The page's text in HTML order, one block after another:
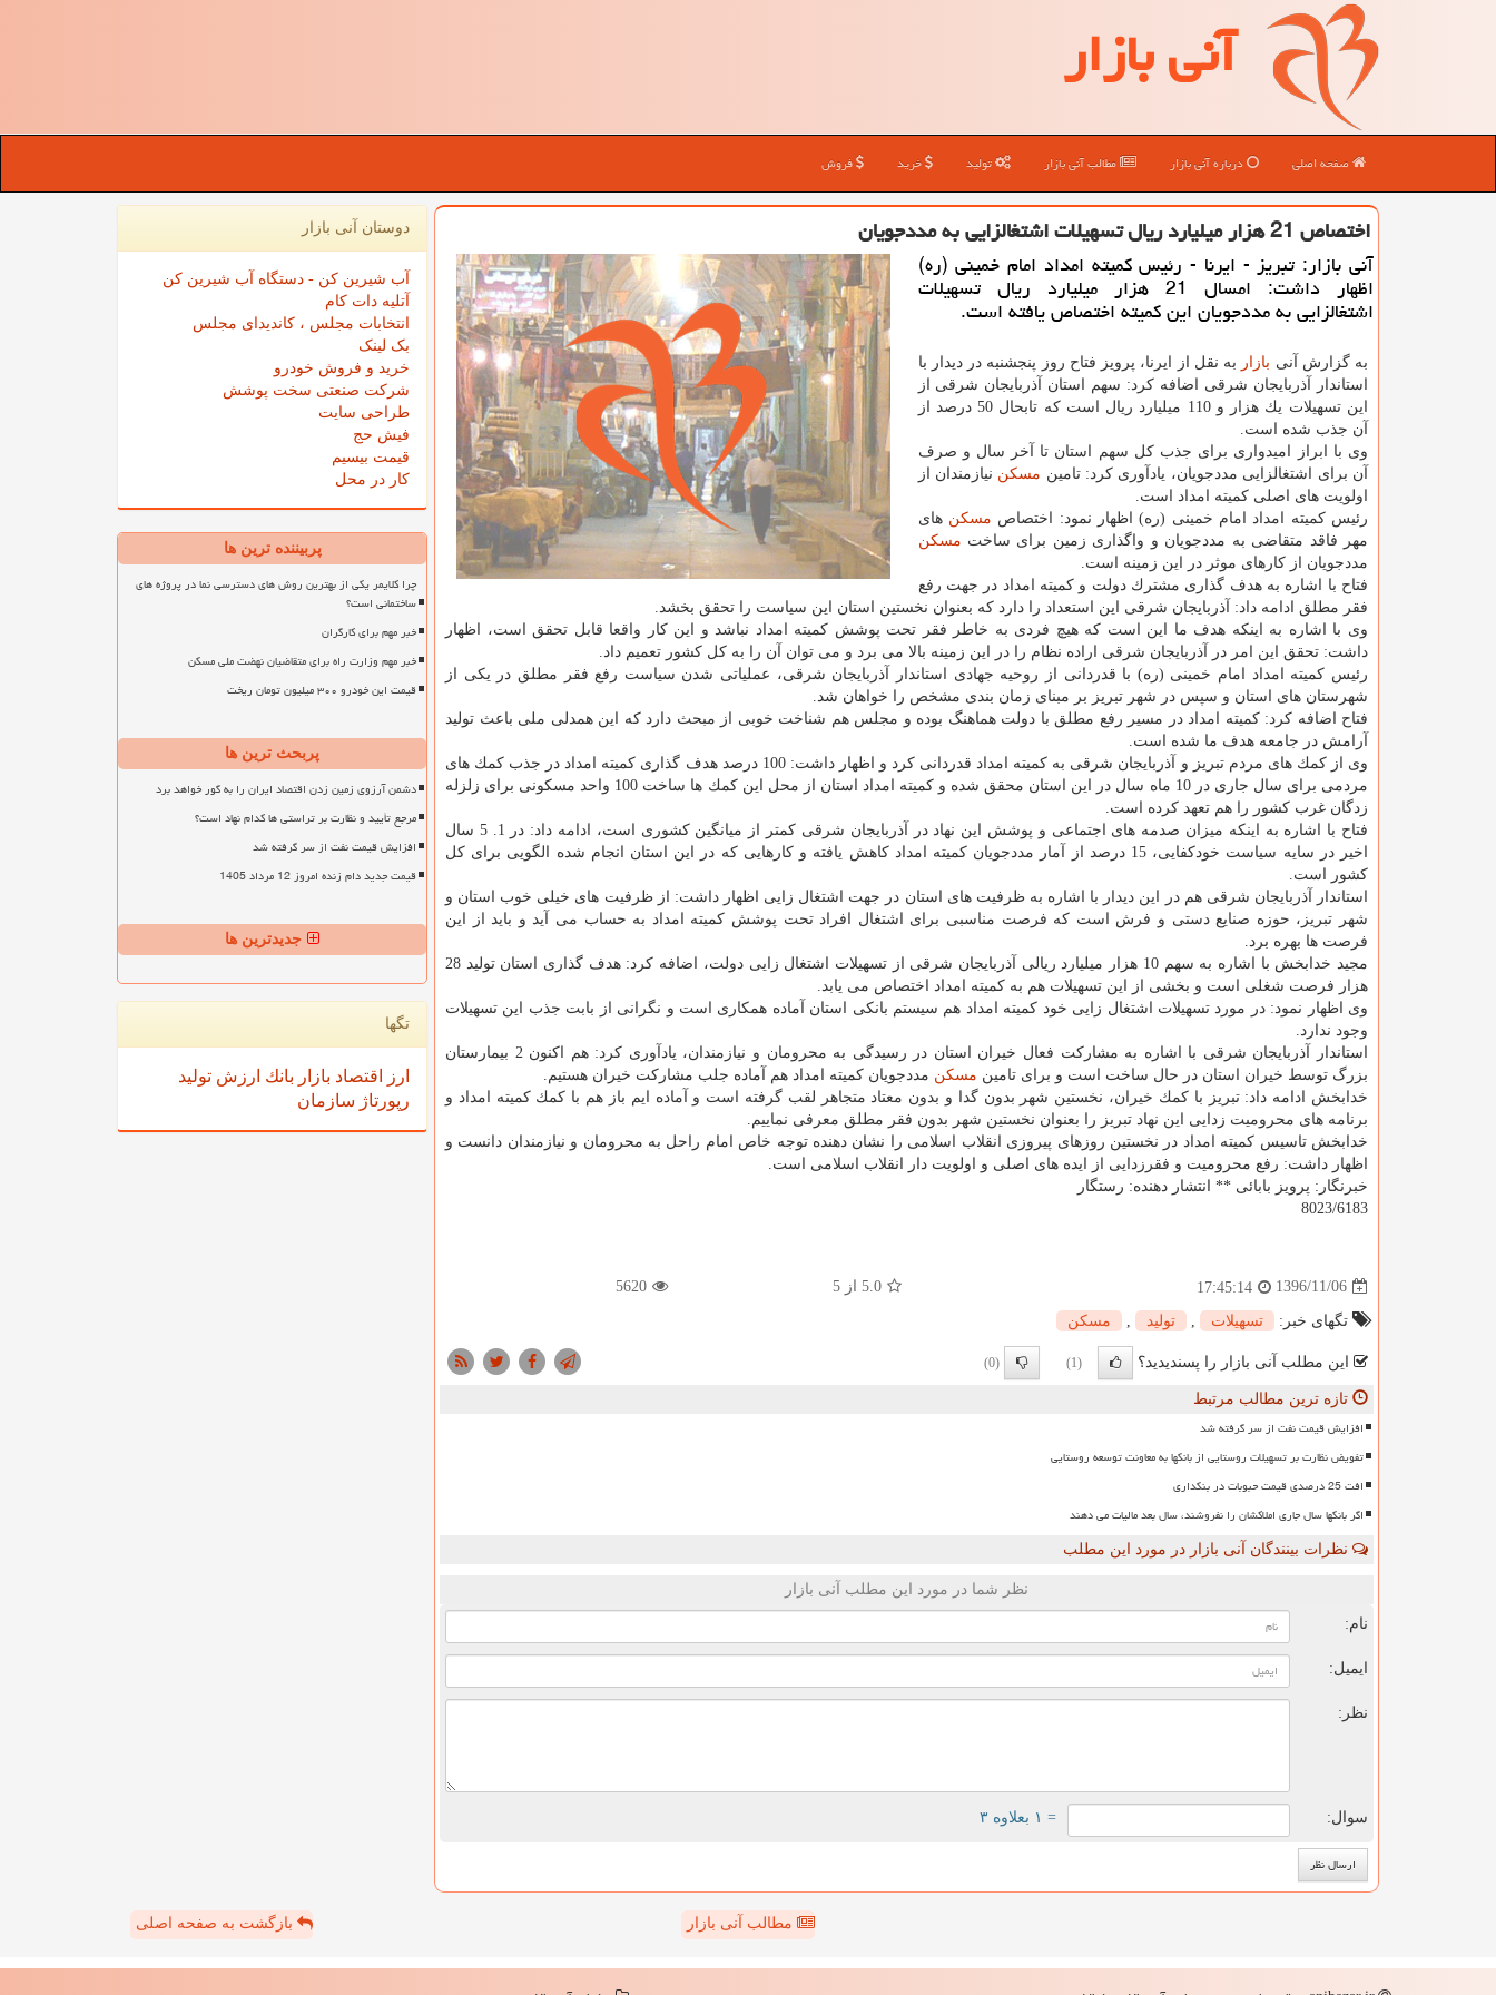
آنی بازار
صفحه اصلی درباره آنی بازار مطالب آنی بازار تولید خرید فروش
اختصاص 21 هزار میلیارد ریال تسهیلات اشتغالزایی به مددجویان
آنی بازار: تبریز - ایرنا - رئیس كمیته امداد امام خمینی (ره)
اظهار داشت: امسال 21 هزار میلیارد ریال تسهیلات
اشتغالزایی به مددجویان این كمیته اختصاص یافته است.
به گزارش آنی بازار به نقل از ایرنا، پرویز فتاح روز پنجشنبه در دیدار با
استاندار آذربایجان شرقی اضافه كرد: سهم استان آذربایجان شرقی از
این تسهیلات یك هزار و 110 میلیارد ریال است كه تابحال 50 درصد از
آن جذب شده است.
وی با ابراز امیدواری برای جذب كل سهم استان تا آخر سال و صرف
آن برای اشتغالزایی مددجویان، یادآوری كرد: تامین مسكن نیازمندان از
اولویت های اصلی كمیته امداد است.
رئیس كمیته امداد امام خمینی (ره) اظهار نمود: اختصاص مسكن های
مهر فاقد متقاضی به مددجویان و واگذاری زمین برای ساخت مسكن
مددجویان از كارهای موثر در این زمینه است.
فتاح با اشاره به هدف گذاری مشترك دولت و كمیته امداد در جهت رفع
فقر مطلق ادامه داد: آذربایجان شرقی این استعداد را دارد كه بعنوان نخستین استان این سیاست را تحقق بخشد.
وی با اشاره به اینكه هدف ما این است كه هیچ فردی به خاطر فقر تحت پوشش كمیته امداد نباشد و این كار واقعا قابل تحقق است، اظهار
داشت: تحقق این امر در آذربایجان شرقی اراده نظام را در این زمینه بالا می برد و می توان آن را به كل كشور تعمیم داد.
رئیس كمیته امداد امام خمینی (ره) با قدردانی از روحیه جهادی استاندار آذربایجان شرقی، عملیاتی شدن سیاست رفع فقر مطلق در یكی از
شهرستان های استان و سپس در شهر تبریز بر مبنای زمان بندی مشخص را خواهان شد.
فتاح اضافه كرد: كمیته امداد در مسیر رفع مطلق با دولت هماهنگ بوده و مجلس هم شناخت خوبی از مبحث دارد كه این همدلی ملی باعث تولید
آرامش در جامعه هدف ما شده است.
وی از كمك های مردم تبریز و آذربایجان شرقی به كمیته امداد قدردانی كرد و اظهار داشت: 100 درصد هدف گذاری كمیته امداد در جذب كمك های
مردمی برای سال جاری در 10 ماه سال در این استان محقق شده و كمیته امداد استان از محل این كمك ها ساخت 100 واحد مسكونی برای زلزله
زدگان غرب كشور را هم تعهد كرده است.
فتاح با اشاره به اینكه میزان صدمه های اجتماعی و پوشش این نهاد در آذربایجان شرقی كمتر از میانگین كشوری است، ادامه داد: در 1. 5 سال
اخیر در سایه سیاست خودكفایی، 15 درصد از آمار مددجویان كمیته امداد كاهش یافته و كارهایی كه در این استان انجام شده الگویی برای كل
كشور است.
استاندار آذربایجان شرقی هم در این دیدار با اشاره به ظرفیت های استان در جهت اشتغال زایی اظهار داشت: از ظرفیت های خیلی خوب استان و
شهر تبریز، حوزه صنایع دستی و فرش است كه فرصت مناسبی برای اشتغال افراد تحت پوشش كمیته امداد به حساب می آید و باید از این
فرصت ها بهره برد.
مجید خدابخش با اشاره به سهم 10 هزار میلیارد ریالی آذربایجان شرقی از تسهیلات اشتغال زایی دولت، اضافه كرد: هدف گذاری استان تولید 28
هزار فرصت شغلی است و بخشی از این تسهیلات هم به كمیته امداد اختصاص می یابد.
وی اظهار نمود: در مورد تسهیلات اشتغال زایی خود كمیته امداد هم سیستم بانكی استان آماده همكاری است و نگرانی از بابت جذب این تسهیلات
وجود ندارد.
استاندار آذربایجان شرقی با اشاره به مشاركت فعال خیران استان در رسیدگی به محرومان و نیازمندان، یادآوری كرد: هم اكنون 2 بیمارستان
بزرگ توسط خیران استان در حال ساخت است و برای تامین مسكن مددجویان كمیته امداد هم آماده جلب مشاركت خیران هستیم.
خدابخش ادامه داد: تبریز با كمك خیران، نخستین شهر بدون گدا و بدون معتاد متجاهر لقب گرفته است و آماده ایم باز هم با كمك كمیته امداد و
برنامه های محرومیت زدایی این نهاد تبریز را بعنوان نخستین شهر بدون فقر مطلق معرفی نماییم.
خدابخش تاسیس كمیته امداد در نخستین روزهای پیروزی انقلاب اسلامی را نشان دهنده توجه خاص امام راحل به محرومان و نیازمندان دانست و
اظهار داشت: رفع محرومیت و فقرزدایی از ایده های اصلی و اولویت دار انقلاب اسلامی است.
خبرنگار: پرویز بابائی ** انتشار دهنده: رستگار
8023/6183
1396/11/06
17:45:14
5.0 از 5 5620
تگهای خبر: تسهیلات تولید مسكن
این مطلب آنی بازار را پسندیدید؟ (1)
(0)
تازه ترین مطالب مرتبط
افزایش قیمت نفت از سر گرفته شد
تفویض نظارت بر تسهیلات روستایی از بانکها به معاونت توسعه روستایی
افت 25 درصدی قیمت حبوبات در بنکداری
اگر بانکها سال جاری املاکشان را نفروشند، سال بعد مالیات می دهند
نظرات بینندگان آنی بازار در مورد این مطلب
نظر شما در مورد این مطلب آنی بازار
نام:
ایمیل:
نظر:
سوال: = ۱ بعلاوه ۳
دوستان آنی بازار
آب شیرین کن - دستگاه آب شیرین کن
آتلیه دات کام
انتخابات مجلس ، کاندیدای مجلس
بک لینک
خرید و فروش خودرو
شرکت صنعتی سخت پوشش
طراحی سایت
فیش حج
قیمت بیسیم
کار در محل
پربیننده ترین ها
چرا کلایمر یکی از بهترین روش های دسترسی نما در پروژه های
ساختمانی است؟
خبر مهم برای کارگران
خبر مهم وزارت راه برای متقاضیان نهضت ملی مسکن
قیمت این خودرو ۳۰۰ میلیون تومان ریخت
پربحث ترین ها
دشمن آرزوی زمین زدن اقتصاد ایران را به گور خواهد برد
مرجع تأیید و نظارت بر تراستی ها کدام نهاد است؟
افزایش قیمت نفت از سر گرفته شد
قیمت جدید دام زنده امروز 12 مرداد 1405
جدیدترین ها
تگها
ارز اقتصاد بازار بانك ارزش تولید
رپورتاژ سازمان
مطالب آنی بازار بازگشت به صفحه اصلی